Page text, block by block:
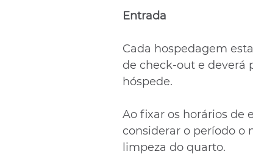
Entrada
Cada hospedagem
de check-out e deverá
hóspede.
Ao fixar os horários de
considerar o período o
limpeza do quarto.